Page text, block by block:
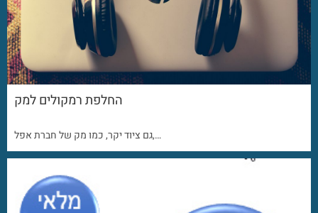
החלפת רמקולים למק
גם ציוד יקר, כמו מק של חברת אפל,…